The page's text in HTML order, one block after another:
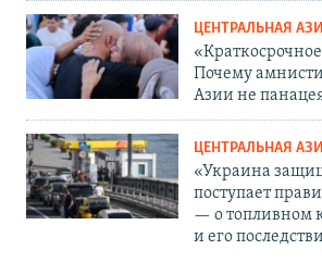
ЦЕНТРАЛЬНАЯ
Почему
Азии не
ЦЕНТРАЛЬНАЯ
«Украина
поступает
— о топливном
и его